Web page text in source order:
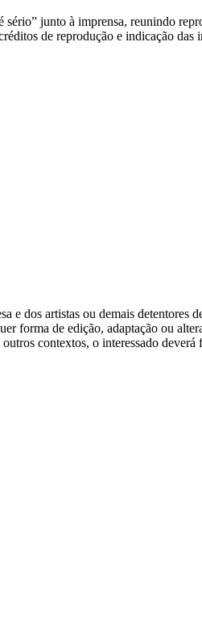
junto à imprensa, reunindo
de reprodução e indicação das
e dos artistas ou demais
forma de edição, adaptação ou
contextos, o interessado